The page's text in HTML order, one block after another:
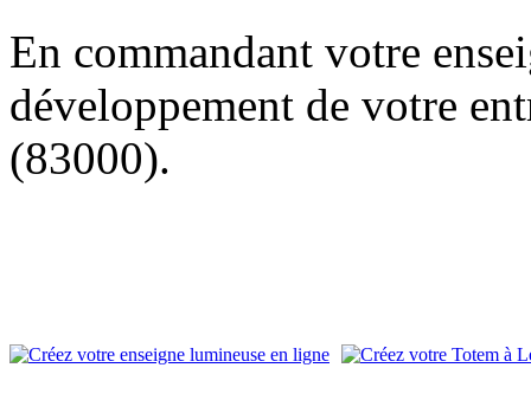
En commandant votre
développement de votre
(83000).